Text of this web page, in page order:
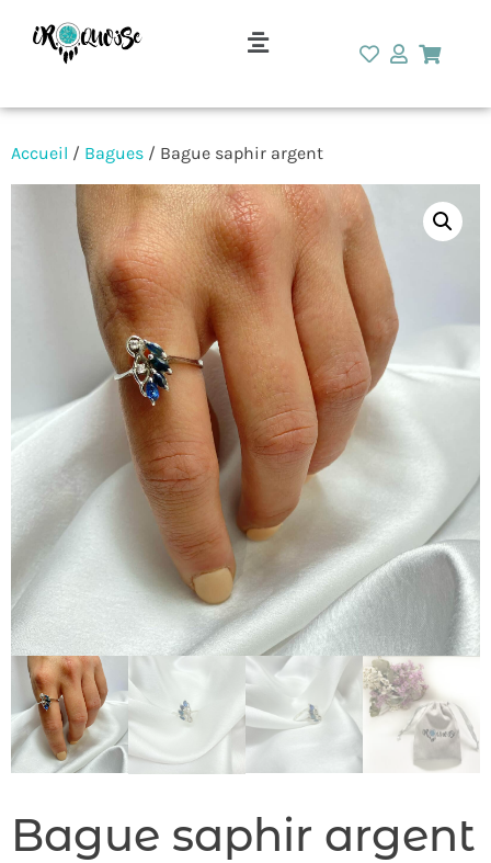
Accueil / Bagues / Bague saphir argent
Bague saphir argent